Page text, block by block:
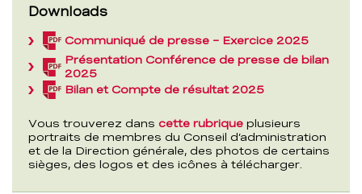
Downloads
Communiqué de presse – Exercice 2025
(PDF,
99,3
KB)
Présentation Conférence de presse de bilan
2025
(PDF,
1,4
MB)
Bilan et Compte de résultat 2025
(PDF,
KB)
Vous trouverez dans cette rubrique plusieurs
portraits de membres du Conseil d’administration
et de la Direction générale, des photos de certains
sièges, des logos et des icônes à télécharger.